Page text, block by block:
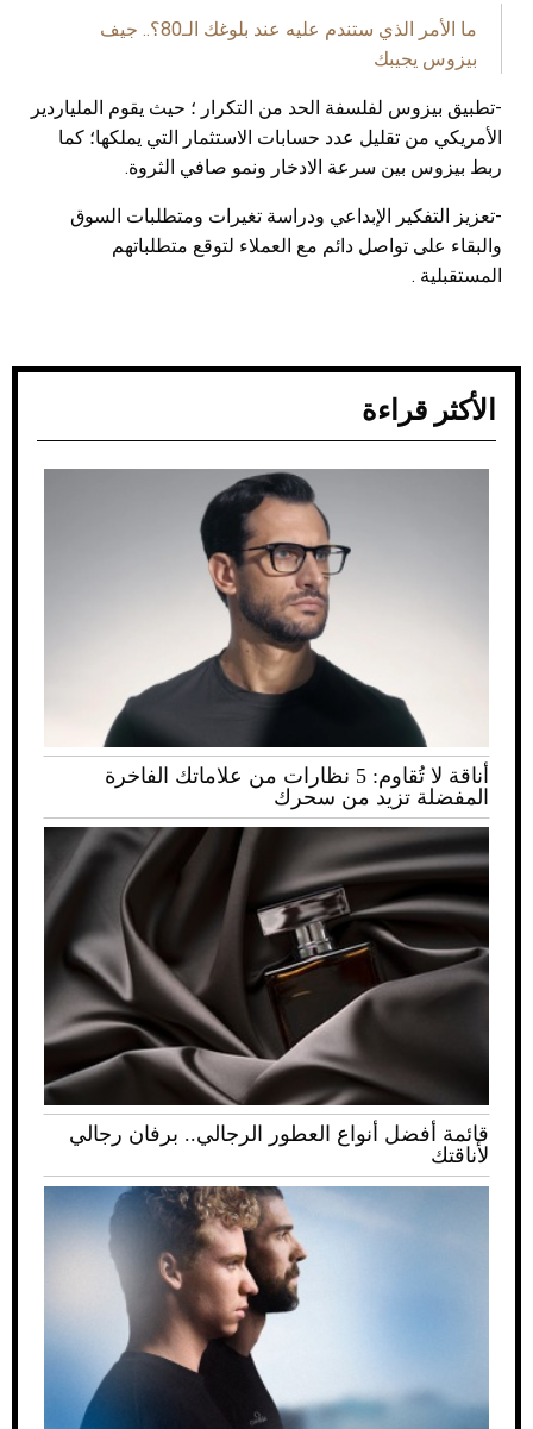
ما الأمر الذي ستندم عليه عند بلوغك الـ80؟.. جيف
بيزوس يجيبك
-تطبيق بيزوس لفلسفة الحد من التكرار ؛ حيث يقوم الملياردير
الأمريكي من تقليل عدد حسابات الاستثمار التي يملكها؛ كما
ربط بيزوس بين سرعة الادخار ونمو صافي الثروة.
-تعزيز التفكير الإبداعي ودراسة تغيرات ومتطلبات السوق
والبقاء على تواصل دائم مع العملاء لتوقع متطلباتهم
المستقبلية .
الأكثر قراءة
أناقة لا تُقاوم: 5 نظارات من علاماتك الفاخرة
المفضلة تزيد من سحرك
قائمة أفضل أنواع العطور الرجالي.. برفان رجالي
لأناقتك